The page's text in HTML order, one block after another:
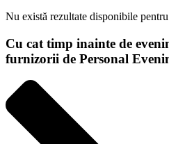
Nu există rezultate disponibile
Cu cat timp inainte de
furnizorii de Personal